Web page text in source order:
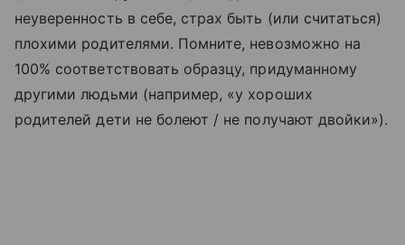
неуверенность в себе, страх быть (или считаться)
плохими родителями. Помните, невозможно на
100% соответствовать образцу, придуманному
другими людьми (например, «у хороших
родителей дети не болеют / не получают двойки»).